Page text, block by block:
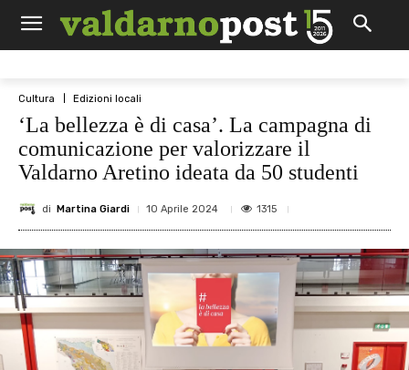
Cultura Edizioni locali
‘La bellezza è di casa’. La campagna di
comunicazione per valorizzare il
Valdarno Aretino ideata da 50 studenti
di Martina Giardi 10 Aprile 2024 1315